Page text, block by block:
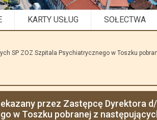
KARTY USŁUG SOŁECTWA
SP ZOZ Szpitala Psychiatrycznego w Toszku
przez Zastępcę Dyrektora
w Toszku pobranej z